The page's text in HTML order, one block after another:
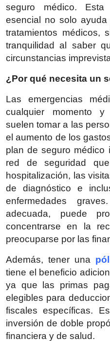
Health
Guest Posting
Advertise with US
Crypto
Business
Finance
Tech
Real Estate
General
Top 10
How To
Support Number
seguro médico. Esta
esencial no solo
tratamientos médicos,
tranquilidad al saber
circunstancias
¿Por qué necesita un
Las emergencias
cualquier momento
suelen tomar a las
el aumento de los
plan de seguro médico
red de seguridad
hospitalización, las
de diagnóstico e
enfermedades
adecuada, puede
concentrarse en la
preocuparse por las
Además, tener una
tiene el beneficio
ya que las primas
elegibles para
fiscales específicas.
inversión de doble
financiera y de salud.